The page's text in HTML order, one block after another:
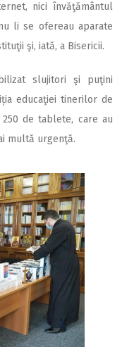
nici învăţământul
li se ofereau aparate
şi, iată, a Bisericii.
slujitori şi puţini
educaţiei tinerilor de
de tablete, care au
multă urgenţă.